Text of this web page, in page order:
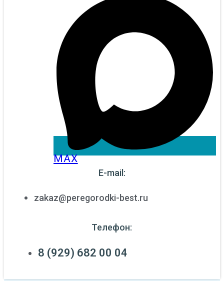
MAX
E-mail:
zakaz@peregorodki-best.ru
Телефон:
8 (929) 682 00 04